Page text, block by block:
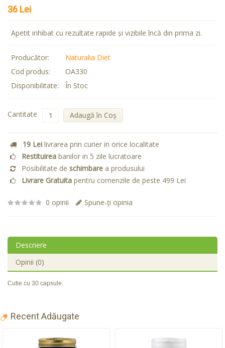
36 Lei
Apetit inhibat cu rezultate rapide şi vizibile încă din prima zi.
Producător:
Naturalia Diet
Cod produs:
OA330
Disponibilitate:
În Stoc
Cantitate Adaugă în Coş
19 Lei livrarea prin curier in orice localitate
Restituirea banilor in 5 zile lucratoare
Posibilitate de schimbare a produsului
Livrare Gratuita pentru comenzile de peste 499 Lei
0 opinii Spune-ţi opinia
Descriere
Opinii (0)
Cutie cu 30 capsule.
Recent Adăugate